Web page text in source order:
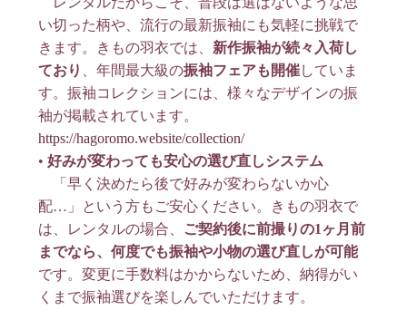
い切った柄や、流行の最新振袖にも気軽に挑戦で
きます。きもの羽衣では、 新作振袖が続々入荷し
ており
、年間最大級の振袖フェアも開催していま
す。振袖コレクションには、様々なデザインの振
袖が掲載されています。
https://hagoromo.website/collection/
•好みが変わっても安心の選び直しシステム
「早く決めたら後で好みが変わらないか心
配…」という方もご安心ください。きもの羽衣で
は、レンタルの場合、 ご契約後に前撮りの1ヶ月前
までなら、何度でも振袖や小物の選び直しが可能
です。変更に手数料はかからないため、納得がい
くまで振袖選びを楽しんでいただけます。